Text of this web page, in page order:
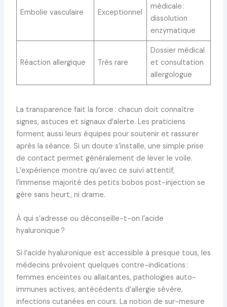
Embolie vasculaire Exceptionnel
médicale :
dissolution
enzymatique
Réaction allergique Très rare
Dossier médical
et consultation
allergologue
La transparence fait la force : chacun doit connaître
signes, astuces et signaux d’alerte. Les praticiens
forment aussi leurs équipes pour soutenir et rassurer
après la séance. Si un doute s’installe, une simple prise
de contact permet généralement de lever le voile.
L’expérience montre qu’avec ce suivi attentif,
l’immense majorité des petits bobos post-injection se
gère sans heurt, ni drame.
À qui s’adresse ou déconseille-t-on l’acide
hyaluronique ?
Si l’acide hyaluronique est accessible à presque tous, les
médecins prévoient quelques contre-indications :
femmes enceintes ou allaitantes, pathologies auto-
immunes actives, antécédents d’allergie sévère,
infections cutanées en cours. La notion de sur-mesure